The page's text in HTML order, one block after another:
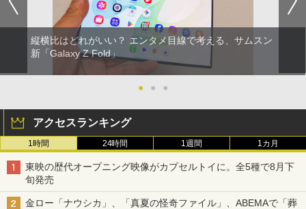
縦横比はどれがいい？ エンタメ目線で考える、サムスン
新「Galaxy Z Fold」
● ● ●
アクセスランキング
1時間 24時間 1週間 1カ月
東映の歴代オープニング映像がカプセルトイに。全5種で8月下
旬発売
金ロー「ナウシカ」、「真夏の怪奇ファイル」、ABEMAで「葬